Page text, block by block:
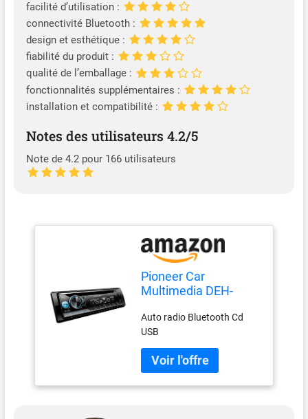
facilité d’utilisation :
connectivité Bluetooth :
design et esthétique :
fiabilité du produit :
qualité de l’emballage :
fonctionnalités supplémentaires :
installation et compatibilité :
Notes des utilisateurs 4.2/5
Note de 4.2 pour 166 utilisateurs
Pioneer Car
Multimedia DEH-
Bluetooth
Auto radio Bluetooth Cd
USB